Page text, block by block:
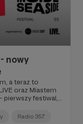
nowy
a teraz to
oraz Miastem
pierwszy festiwal,
hali
But Thieves,
Radio 357